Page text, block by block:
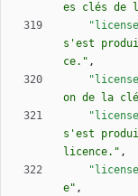
es clés de
s'est
ce." ,
on de la
s'est
licence." ,
e" ,